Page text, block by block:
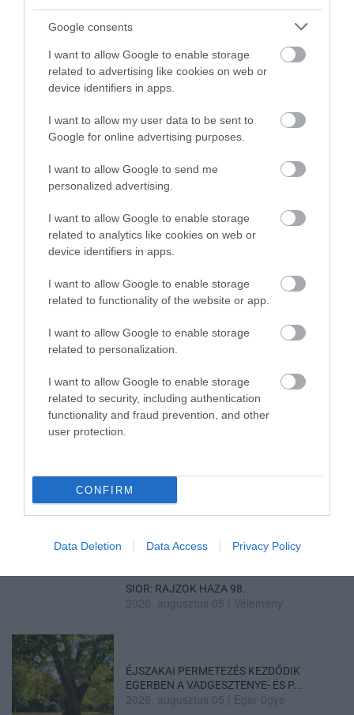
Google consents
I want to allow Google to enable storage
related to advertising like cookies on web or
device identifiers in apps.
I want to allow my user data to be sent to
Google for online advertising purposes.
I want to allow Google to send me
personalized advertising.
I want to allow Google to enable storage
related to analytics like cookies on web or
device identifiers in apps.
I want to allow Google to enable storage
related to functionality of the website or app.
I want to allow Google to enable storage
related to personalization.
I want to allow Google to enable storage
related to security, including authentication
functionality and fraud prevention, and other
user protection.
CONFIRM
Data Deletion Data Access Privacy Policy
MAGYAR PÉTER: KIÍRJÁK AZ ELSŐ
SZÉLERŐMŰVI PÁLYÁZATOKAT, M...
2026. augusztus 06|Mindenki ügye
ELOLTOTTÁK A TÜZET
DÉDESTAPOLCSÁNYNÁL, KILENCÓRÁS
2026. augusztus 06 Környék ügye
KATONAI HELIKOPTEREK SEGÍTIK AZ
OLTÁST A DÉDESTAPOLCSÁNYI...
LEGNAGYOBB BORÜNNEPE: AUGUSZT...
2026. augusztus 05|Programok
„A NER-FELESÉGEK GYEREKKEL
BIZTOSÍTOTTÁK BE A PÉNZCSAPHOZ...
2026. augusztus 05|Mindenki ügye
SIOR: RAJZOK HAZA 98.
2026. augusztus 05 Vélemény
ÉJSZAKAI PERMETEZÉS KEZDŐDIK
EGERBEN A VADGESZTENYE- ÉS P...
2026. augusztus 05 Eger ügye